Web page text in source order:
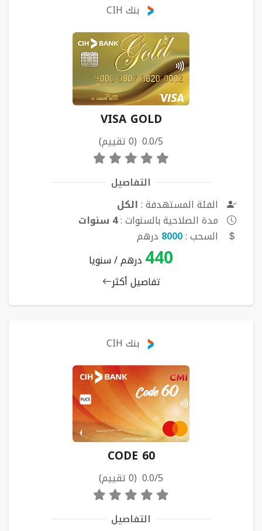
بنك CIH
VISA GOLD
0.0/5 (0 تقييم)
التفاصيل
الفئة المستهدفة :الكل
مدة الصلاحية بالسنوات :4 سنوات
السحب :8000 درهم
440 درهم / سنويا
تفاصيل أكثر
بنك CIH
CODE 60
0.0/5 (0 تقييم)
التفاصيل